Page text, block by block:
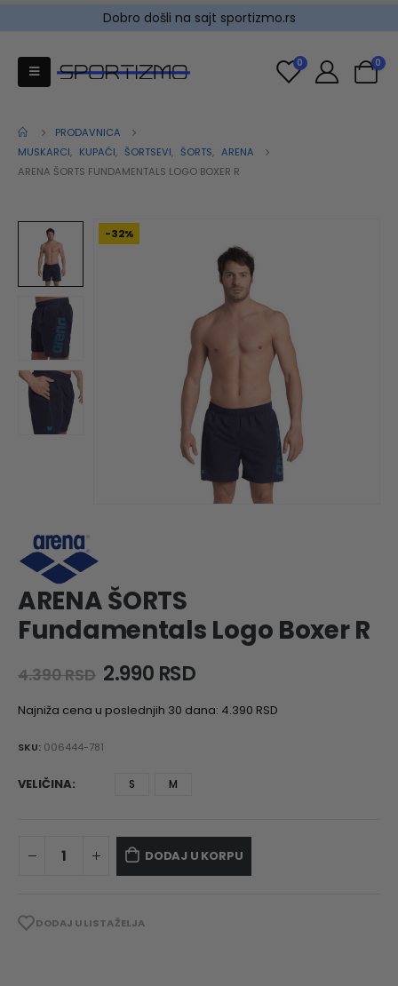
Dobro došli na sajt sportizmo.rs
0 0
PRODAVNICA
MUSKARCI, KUPAĆI, ŠORTSEVI, ŠORTS, ARENA
ARENA ŠORTS FUNDAMENTALS LOGO BOXER R
-32%
ARENA ŠORTS
Fundamentals Logo Boxer R
4.390RSD Original
was:
2.990 RSDCurrent
is:
Najniža cena u poslednjih 30 dana: 4.390 RSD
SKU: 006444-781
VELIČINA S M
DODAJ U KORPU
DODAJ U LISTA ŽELJA